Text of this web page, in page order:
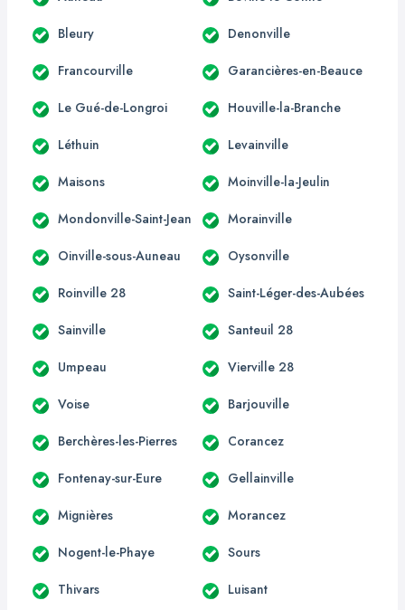
Bleury Denonville
Francourville Garancières-en-Beauce
Le Gué-de-Longroi Houville-la-Branche
Léthuin Levainville
Maisons Moinville-la-Jeulin
Mondonville-Saint-Jean Morainville
Oinville-sous-Auneau Oysonville
Roinville 28 Saint-Léger-des-Aubées
Sainville Santeuil 28
Umpeau Vierville 28
Voise Barjouville
Berchères-les-Pierres Corancez
Fontenay-sur-Eure Gellainville
Mignières Morancez
Nogent-le-Phaye Sours
Thivars Luisant